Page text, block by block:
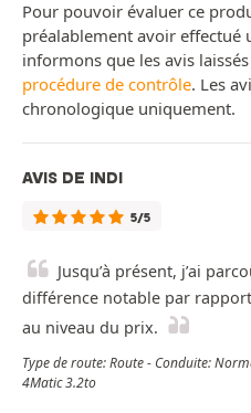
Pour pouvoir évaluer ce
préalablement avoir effectué
informons que les avis
procédure de contrôle. Les
chronologique uniquement.
AVIS DE INDI
5/5
Jusqu’à présent, j’ai
différence notable par
au niveau du prix.
Type de route: Route - Conduite:
4Matic 3.2to